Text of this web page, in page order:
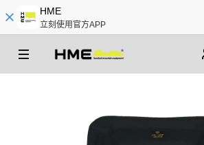
HME
立刻使用官方APP